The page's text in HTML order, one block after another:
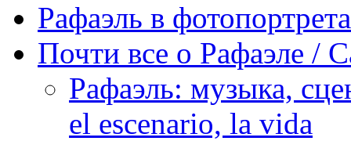
Рафаэль в
Почти все о Рафаэле /
Рафаэль: музыка,
el escenario, la vida